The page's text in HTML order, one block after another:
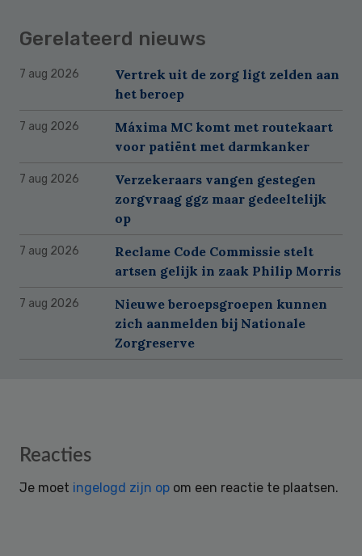
Gerelateerd nieuws
7 aug 2026
Vertrek uit de zorg ligt zelden aan
het beroep
7 aug 2026
Máxima MC komt met routekaart
voor patiënt met darmkanker
7 aug 2026
Verzekeraars vangen gestegen
zorgvraag ggz maar gedeeltelijk
op
7 aug 2026
Reclame Code Commissie stelt
artsen gelijk in zaak Philip Morris
7 aug 2026
Nieuwe beroepsgroepen kunnen
zich aanmelden bij Nationale
Zorgreserve
Reader
Reacties
Je moet ingelogd zijn op om een reactie te plaatsen.